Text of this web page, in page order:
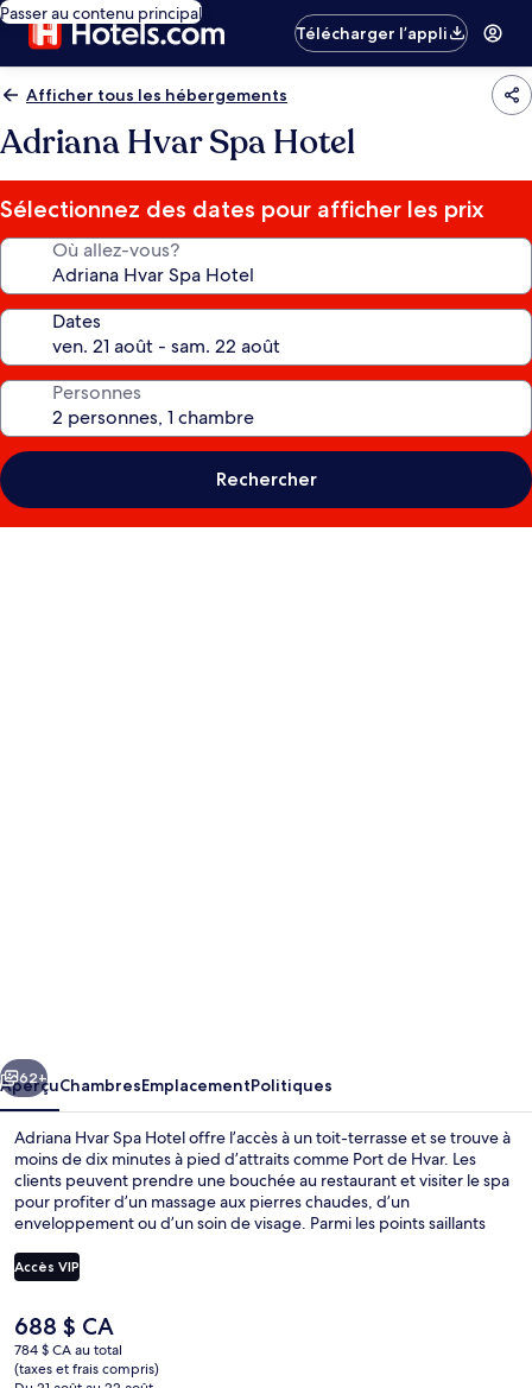
Passer au contenu principal
Télécharger l’appli
Afficher tous les hébergements
Adriana Hvar Spa Hotel
Sélectionnez des dates pour afficher les prix
Où allez-vous?
Dates
Personnes
Rechercher
Hotel
Suivant
62+
AperçuChambresEmplacementPolitiques
Adriana Hvar Spa Hotel offre l’accès à un toit-terrasse et se trouve à
moins de dix minutes à pied d’attraits comme Port de Hvar. Les
clients peuvent prendre une bouchée au restaurant et visiter le spa
pour profiter d’un massage aux pierres chaudes, d’un
enveloppement ou d’un soin de visage. Parmi les points saillants
piscine. Les autres voyageurs apprécient vraiment le personnel
serviable.
Accès VIP
Le
prix
actuel
688 $ CA
784 $ CA au total
(taxes et frais compris)